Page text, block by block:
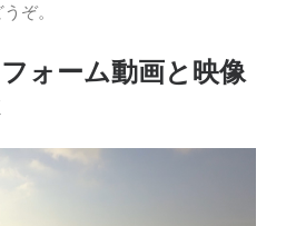
ぞ。
ォーム動画と映像